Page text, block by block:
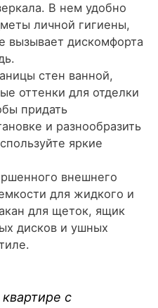
В нем удобно
личной гигиены,
вызывает дискомфорта
стен ванной,
оттенки для отделки
придать
и разнообразить
яркие
внешнего
для жидкого и
для щеток, ящик
дисков и ушных
с